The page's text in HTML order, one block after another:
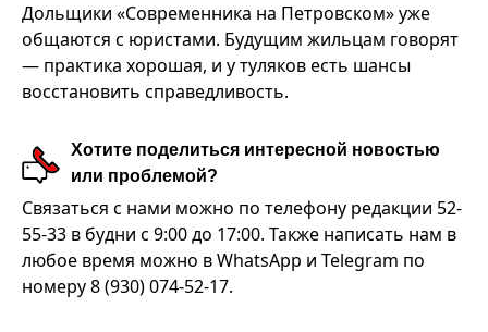
Дольщики «Современника на Петровском» уже
общаются с юристами. Будущим жильцам говорят
— практика хорошая, и у туляков есть шансы
восстановить справедливость.
Хотите поделиться интересной новостью
или проблемой?
Связаться с нами можно по телефону редакции 52-
55-33 в будни с 9:00 до 17:00. Также написать нам в
любое время можно в WhatsApp и Telegram по
номеру 8 (930) 074-52-17.